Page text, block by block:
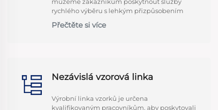
rychlého výběru s lehkým přizpůsobením
Přečtěte si více
Nezávislá vzorová linka
Výrobní linka vzorků je určena
kvalifikovaným pracovníkům, aby poskytovali